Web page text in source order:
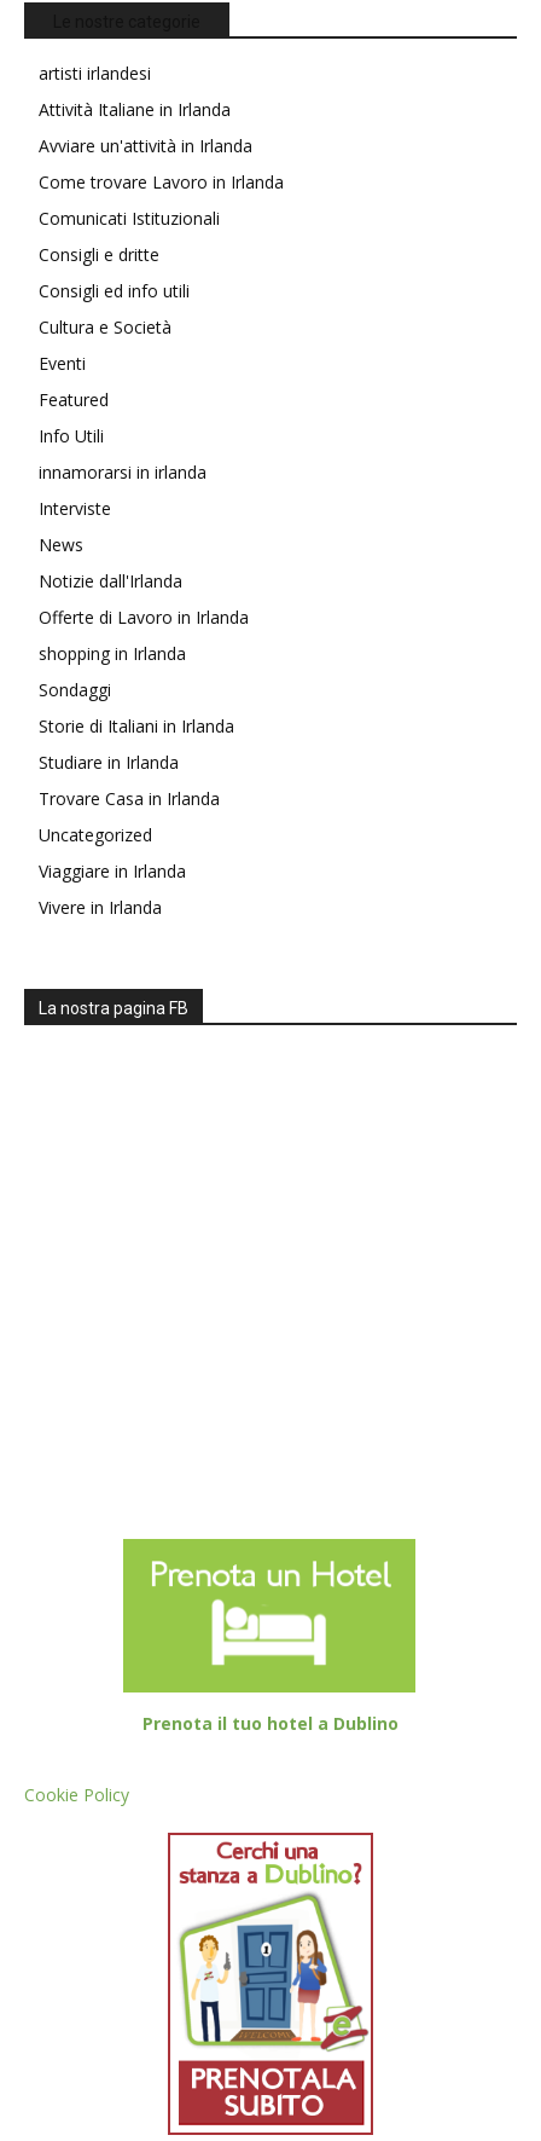
artisti irlandesi
Attività Italiane in Irlanda
Avviare un'attività in Irlanda
Come trovare Lavoro in Irlanda
Comunicati Istituzionali
Consigli e dritte
Consigli ed info utili
Cultura e Società
Eventi
Featured
Info Utili
innamorarsi in irlanda
Interviste
News
Notizie dall'Irlanda
Offerte di Lavoro in Irlanda
shopping in Irlanda
Sondaggi
Storie di Italiani in Irlanda
Studiare in Irlanda
Trovare Casa in Irlanda
Uncategorized
Viaggiare in Irlanda
Vivere in Irlanda
La nostra pagina FB
Prenota il tuo hotel a Dublino
Cookie Policy